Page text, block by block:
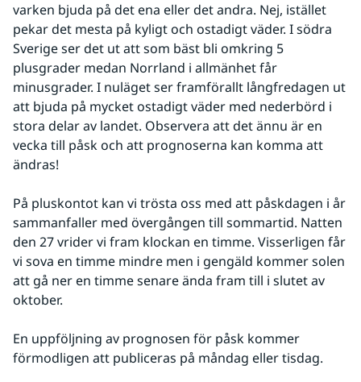
varken bjuda på det ena eller det andra. Nej, istället
pekar det mesta på kyligt och ostadigt väder. I södra
Sverige ser det ut att som bäst bli omkring 5
plusgrader medan Norrland i allmänhet får
minusgrader. I nuläget ser framförallt långfredagen ut
att bjuda på mycket ostadigt väder med nederbörd i
stora delar av landet. Observera att det ännu är en
vecka till påsk och att prognoserna kan komma att
ändras!
På pluskontot kan vi trösta oss med att påskdagen i år
sammanfaller med övergången till sommartid. Natten
den 27 vrider vi fram klockan en timme. Visserligen får
vi sova en timme mindre men i gengäld kommer solen
att gå ner en timme senare ända fram till i slutet av
oktober.
En uppföljning av prognosen för påsk kommer
förmodligen att publiceras på måndag eller tisdag.